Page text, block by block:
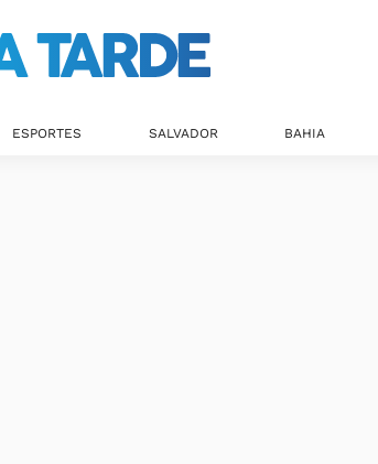
ESPORTES SALVADOR BAHIA